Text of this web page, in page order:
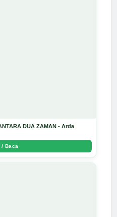
DUA ZAMAN - Arda
/ Baca